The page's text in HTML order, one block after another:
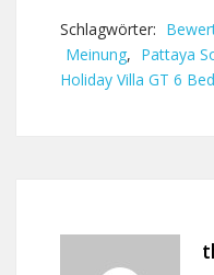
Schlagwörter:
Meinung, Pattaya
Holiday Villa GT 6